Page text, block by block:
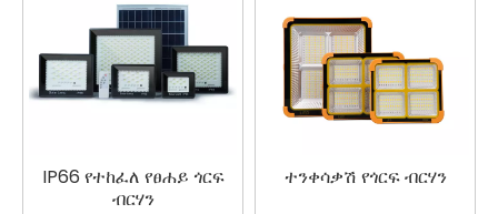
IP66 የተከፈለ የፀሐይ ጎርፍ
ብርሃን
ተንቀሳቃሽ የጎርፍ ብርሃን